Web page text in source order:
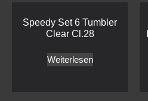
Speedy Set 6 Tumbler
Clear Cl.28
Weiterlesen